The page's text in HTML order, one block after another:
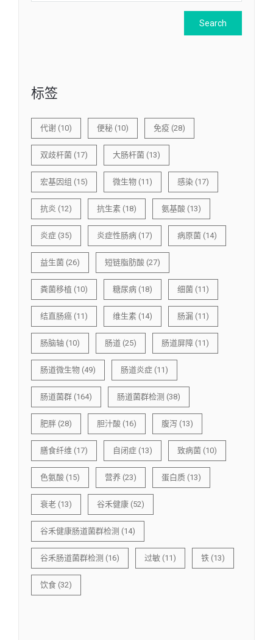
标签
代谢 (10) 便秘 (10) 免疫 (28)
双歧杆菌 (17) 大肠杆菌 (13)
宏基因组 (15) 微生物 (11) 感染 (17)
抗炎 (12) 抗生素 (18) 氨基酸 (13)
炎症 (35) 炎症性肠病 (17) 病原菌 (14)
益生菌 (26) 短链脂肪酸 (27)
粪菌移植 (10) 糖尿病 (18) 细菌 (11)
结直肠癌 (11) 维生素 (14) 肠漏 (11)
肠脑轴 (10) 肠道 (25) 肠道屏障 (11)
肠道微生物 (49) 肠道炎症 (11)
肠道菌群 (164) 肠道菌群检测 (38)
肥胖 (28) 胆汁酸 (16) 腹泻 (13)
膳食纤维 (17) 自闭症 (13) 致病菌 (10)
色氨酸 (15) 营养 (23) 蛋白质 (13)
衰老 (13) 谷禾健康 (52)
谷禾健康肠道菌群检测 (14)
谷禾肠道菌群检测 (16) 过敏 (11) 铁 (13)
饮食 (32)